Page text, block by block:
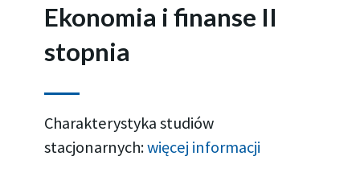
Ekonomia i finanse II
stopnia
Charakterystyka studiów
stacjonarnych:więcej informacji